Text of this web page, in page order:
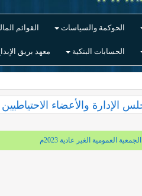
الحوكمة والسياسات القوائم
الحسابات البنكية معهد بريق
الإدارة والأعضاء الاحتياطيين
العمومية الغير عادية 2023م